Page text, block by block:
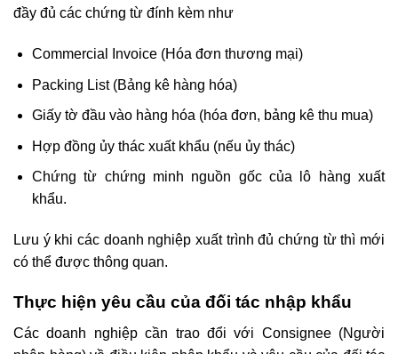
đầy đủ các chứng từ đính kèm như
Commercial Invoice (Hóa đơn thương mại)
Packing List (Bảng kê hàng hóa)
Giấy tờ đầu vào hàng hóa (hóa đơn, bảng kê thu mua)
Hợp đồng ủy thác xuất khẩu (nếu ủy thác)
Chứng từ chứng minh nguồn gốc của lô hàng xuất
khẩu.
Lưu ý khi các doanh nghiệp xuất trình đủ chứng từ thì mới
có thể được thông quan.
Thực hiện yêu cầu của đối tác nhập khẩu
Các doanh nghiệp cần trao đổi với Consignee (Người